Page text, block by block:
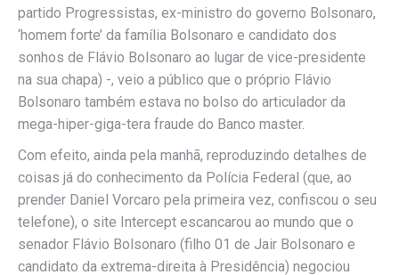
partido Progressistas, ex-ministro do governo Bolsonaro,
‘homem forte’ da família Bolsonaro e candidato dos
sonhos de Flávio Bolsonaro ao lugar de vice-presidente
na sua chapa) -, veio a público que o próprio Flávio
Bolsonaro também estava no bolso do articulador da
mega-hiper-giga-tera fraude do Banco master.
Com efeito, ainda pela manhã, reproduzindo detalhes de
coisas já do conhecimento da Polícia Federal (que, ao
prender Daniel Vorcaro pela primeira vez, confiscou o seu
telefone), o site Intercept escancarou ao mundo que o
senador Flávio Bolsonaro (filho 01 de Jair Bolsonaro e
candidato da extrema-direita à Presidência) negociou